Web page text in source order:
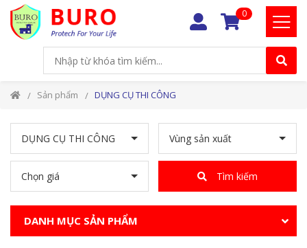
0
Sản phẩm DỤNG CỤ THI CÔNG
DỤNG CỤ THI CÔNG Vùng sản xuất
Chọn giá Tìm kiếm
DANH MỤC SẢN PHẨM